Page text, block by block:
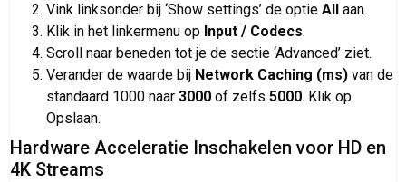
Vink linksonder bij ‘Show settings’ de optie All aan.
Klik in het linkermenu op Input / Codecs.
Scroll naar beneden tot je de sectie ‘Advanced’ ziet.
Verander de waarde bij Network Caching (ms) van de
standaard 1000 naar 3000 of zelfs 5000. Klik op
Opslaan.
Hardware Acceleratie Inschakelen voor HD en
4K Streams